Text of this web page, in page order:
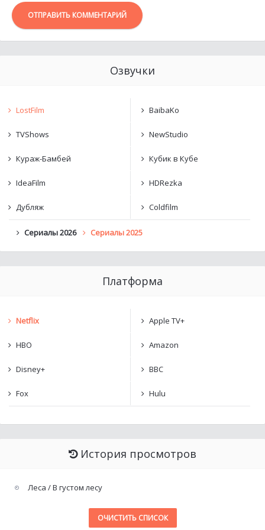
ОТПРАВИТЬ КОММЕНТАРИЙ
Озвучки
LostFilm BaibaKo
TVShows NewStudio
Кураж-Бамбей Кубик в Кубе
IdeaFilm HDRezka
Дубляж Coldfilm
Сериалы 2026 Сериалы 2025
Платформа
Netflix Apple TV+
HBO Amazon
Disney+ BBC
Fox Hulu
История просмотров
Леса / В густом лесу
ОЧИСТИТЬ СПИСОК